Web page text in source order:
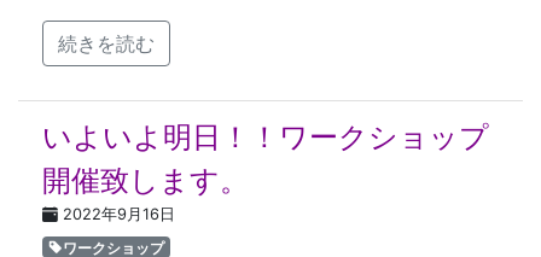
続きを読む
いよいよ明日！！ワークショップ
開催致します。
2022年9月16日
ワークショップ